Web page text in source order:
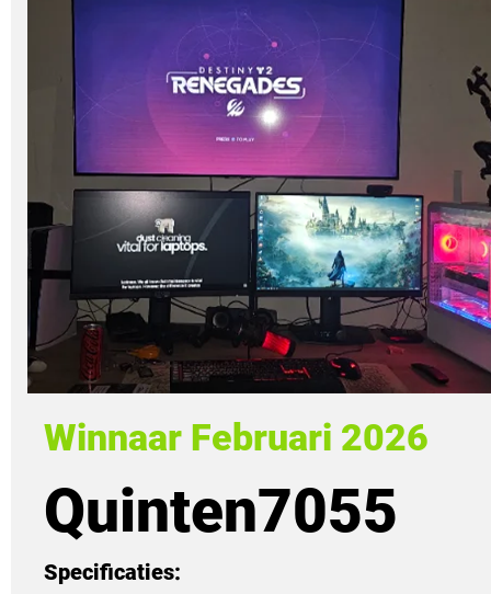
Winnaar Februari 2026
Quinten7055
Specificaties: